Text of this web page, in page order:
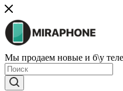
Мы продаем новые и б\у